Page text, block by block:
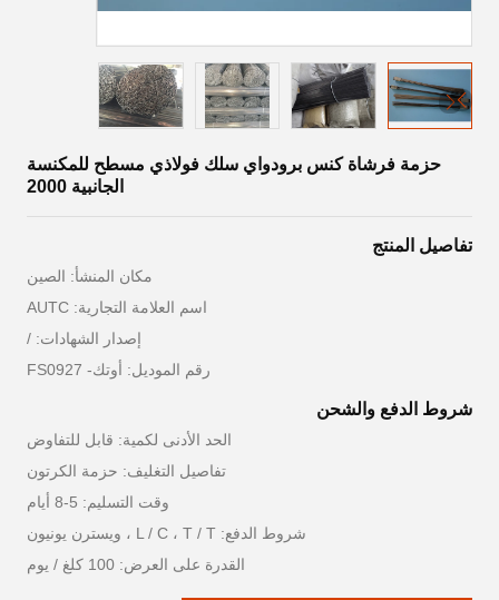
حزمة فرشاة كنس برودواي سلك فولاذي مسطح للمكنسة
الجانبية 2000
تفاصيل المنتج
مكان المنشأ: الصين
اسم العلامة التجارية: AUTC
إصدار الشهادات: /
رقم الموديل: أوتك- FS0927
شروط الدفع والشحن
الحد الأدنى لكمية: قابل للتفاوض
تفاصيل التغليف: حزمة الكرتون
وقت التسليم: 5-8 أيام
شروط الدفع: L / C ، T / T ، ويسترن يونيون
القدرة على العرض: 100 كلغ / يوم